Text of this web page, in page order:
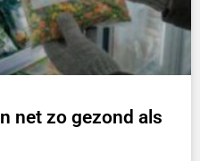
net zo gezond als